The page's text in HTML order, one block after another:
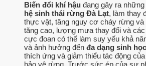
Biến đổi khí hậu đang gây ra
hệ sinh thái rừng Đà Lạt, làm thay
thực vật, tăng nguy cơ cháy rừng và
tăng cao, lượng mưa thay đổi và
cực đoan có thể làm suy yếu khả
và ảnh hưởng đến đa dạng sinh học
thích ứng và giảm thiểu tác động